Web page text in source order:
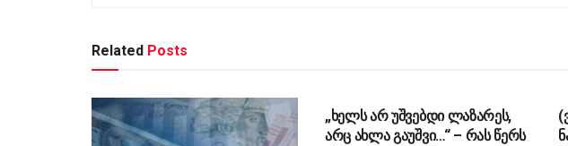
Related Posts
„ხელს არ უშვებდი ლაზარეს,
არც ახლა გაუშვი…“ – რას წერს